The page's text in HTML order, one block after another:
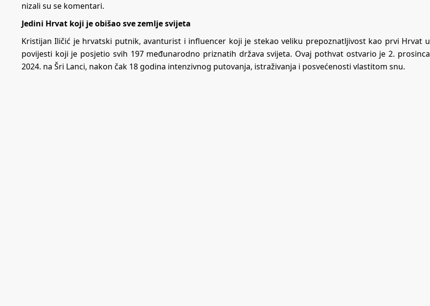
nizali su se komentari.
Jedini Hrvat koji je obišao sve zemlje svijeta
Kristijan Iličić je hrvatski putnik, avanturist i influencer koji je stekao veliku prepoznatljivost kao prvi Hrvat u
povijesti koji je posjetio svih 197 međunarodno priznatih država svijeta. Ovaj pothvat ostvario je 2. prosinca
2024. na Šri Lanci, nakon čak 18 godina intenzivnog putovanja, istraživanja i posvećenosti vlastitom snu.